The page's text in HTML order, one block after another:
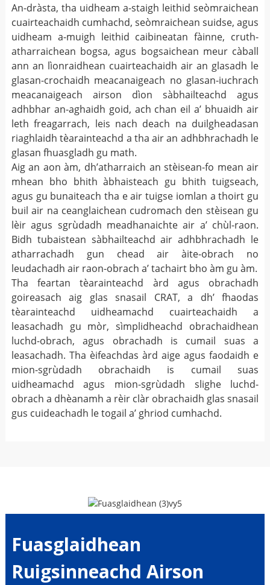
An-dràsta, tha uidheam a-staigh leithid seòmraichean
cuairteachaidh cumhachd, seòmraichean suidse, agus
uidheam a-muigh leithid caibineatan fàinne, cruth-
atharraichean bogsa, agus bogsaichean meur càball
ann an lìonraidhean cuairteachaidh air an glasadh le
glasan-crochaidh meacanaigeach no glasan-iuchrach
meacanaigeach airson dìon sàbhailteachd agus
adhbhar an-aghaidh goid, ach chan eil a’ bhuaidh air
leth freagarrach, leis nach deach na duilgheadasan
riaghlaidh tèarainteachd a tha air an adhbhrachadh le
glasan fhuasgladh gu math.
Aig an aon àm, dh’atharraich an stèisean-fo mean air
mhean bho bhith àbhaisteach gu bhith tuigseach,
agus gu bunaiteach tha e air tuigse iomlan a thoirt gu
buil air na ceanglaichean cudromach den stèisean gu
lèir agus sgrùdadh meadhanaichte air a’ chùl-raon.
Bidh tubaistean sàbhailteachd air adhbhrachadh le
atharrachadh gun chead air àite-obrach no
leudachadh air raon-obrach a’ tachairt bho àm gu àm.
Tha feartan tèarainteachd àrd agus obrachadh
goireasach aig glas snasail CRAT, a dh’ fhaodas
tèarainteachd uidheamachd cuairteachaidh a
leasachadh gu mòr, sìmplidheachd obrachaidhean
luchd-obrach, agus obrachadh is cumail suas a
leasachadh. Tha èifeachdas àrd aige agus faodaidh e
mion-sgrùdadh obrachaidh is cumail suas
uidheamachd agus mion-sgrùdadh slighe luchd-
obrach a dhèanamh a rèir clàr obrachaidh glas snasail
gus cuideachadh le togail a’ ghriod cumhachd.
Fuasglaidhean
Ruigsinneachd Airson